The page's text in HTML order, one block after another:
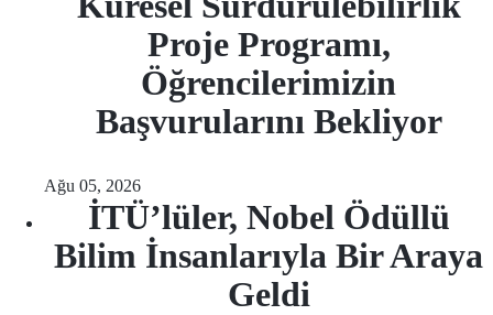
Proje Programı,
Öğrencilerimizin
Başvurularını Bekliyor
Ağu 05, 2026
İTÜ’lüler, Nobel Ödüllü
Bilim İnsanlarıyla Bir Araya
Geldi